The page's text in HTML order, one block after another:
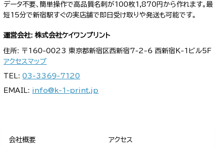
データ不要、簡単操作で高品質名刺が100枚1,870円から作れます。最
短15分で新宿駅すぐの実店舗で即日受け取りや発送も可能です。
運営会社: 株式会社ケイワンプリント
住所: 〒160-0023 東京都新宿区西新宿7-2-6 西新宿K-1ビル5F
アクセスマップ
TEL:03-3369-7120
EMAIL: info@k-1-print.jp
会社概要 アクセス